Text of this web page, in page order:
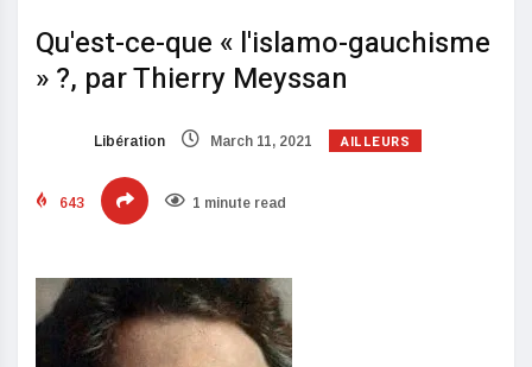
Qu'est-ce-que « l'islamo-gauchisme
» ?, par Thierry Meyssan
Libération March 11, 2021 AILLEURS
643 1 minute read